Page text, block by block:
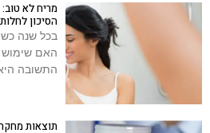
מריח לא
הסיכון
בכל שנה
האם שימוש
התשובה
תוצאות